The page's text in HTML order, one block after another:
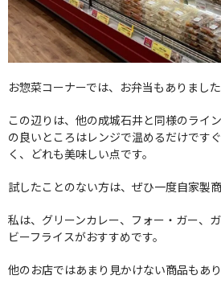
お惣菜コーナーでは、お弁当もありました
この辺りは、他の成城石井と同様のライ
の良いところはレンジで温めるだけです
く、どれも美味しい点です。
試したことのない方は、ぜひ一度自家製
私は、グリーンカレー、フォー・ガー、
ビーフライスがおすすめです。
他のお店ではあまり見かけない商品もあり